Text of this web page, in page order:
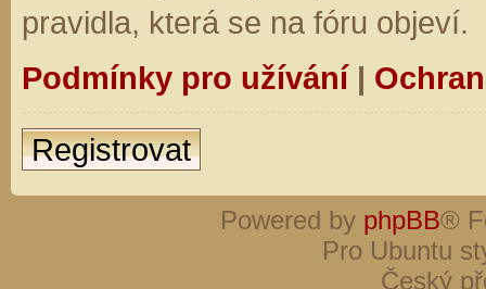
pravidla, která se na fóru objeví.
Podmínky pro užívání|
Registrovat
Powered by phpBB®
Pro Ubuntu
Český